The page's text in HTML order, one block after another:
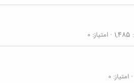
1,485 امتیاز 0
امتیاز 0